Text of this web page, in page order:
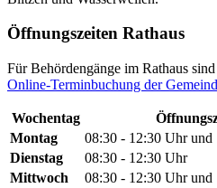
Öffnungszeiten Rathaus
Für Behördengänge im Rathaus
Online-Terminbuchung der
Wochentag
Montag
08:30 - 12:30 Uhr
Dienstag
08:30 - 12:30 Uhr
Mittwoch
08:30 - 12:30 Uhr